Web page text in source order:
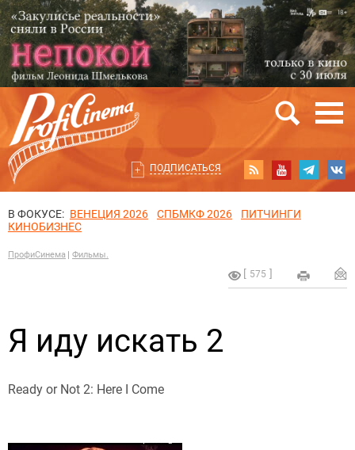
ПОДПИСАТЬСЯ
В ФОКУСЕ: ВЕНЕЦИЯ 2026 СПБМКФ 2026
ПИТЧИНГИ
КИНОБИЗНЕС
ПрофиСинема Фильмы.
575
Я иду искать 2
Ready or Not 2: Here I Come